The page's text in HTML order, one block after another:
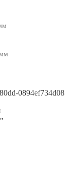
0894ef734d08